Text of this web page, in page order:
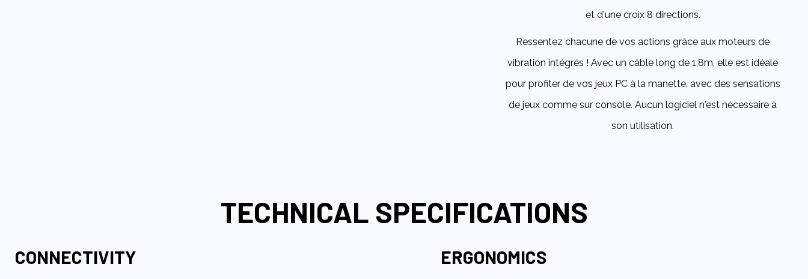
et d'une croix 8 directions.
Ressentez chacune de vos actions grâce aux moteurs de
vibration intégrés ! Avec un câble long de 1,8m, elle est idéale
pour profiter de vos jeux PC à la manette, avec des sensations
de jeux comme sur console. Aucun logiciel n'est nécessaire à
son utilisation.
TECHNICAL SPECIFICATIONS
CONNECTIVITY ERGONOMICS